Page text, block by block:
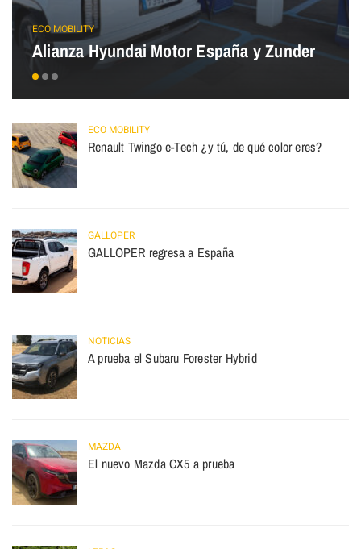
ECO MOBILITY
Alianza Hyundai Motor España y Zunder
ECO MOBILITY
Renault Twingo e-Tech ¿y tú, de qué color eres?
GALLOPER
GALLOPER regresa a España
NOTICIAS
A prueba el Subaru Forester Hybrid
MAZDA
El nuevo Mazda CX5 a prueba